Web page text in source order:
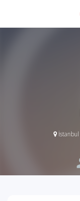
İstanbul